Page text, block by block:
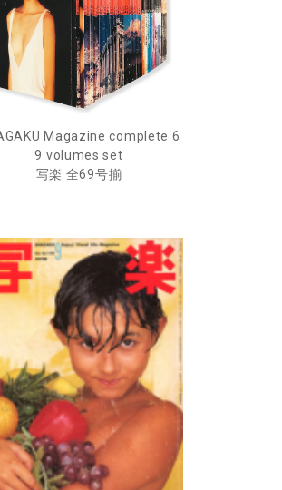
Magazine complete 6
9 volumes set
写楽 全69号揃